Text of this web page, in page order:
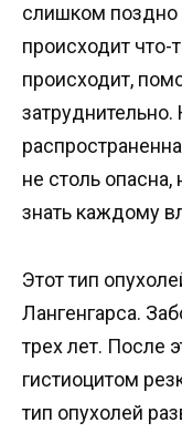
слишком поздно
происходит что-
происходит,
не столь
знать каждому
Этот тип
Лангенгарса.
трех лет. После
гистиoцитом
тип опухолей